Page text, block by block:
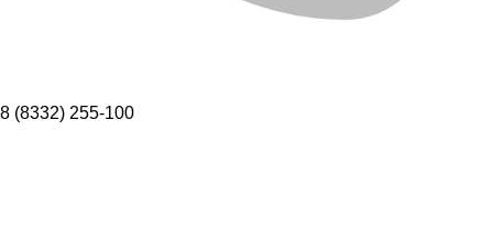
8 (8332) 255-100